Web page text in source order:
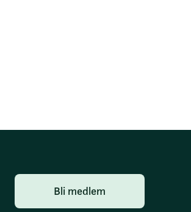
Bli medlem